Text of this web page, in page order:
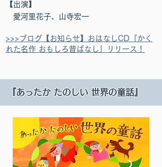
【出演】
愛河里花子、山寺宏一
>>>ブログ【お知らせ】おはなしCD『かく
れた名作 おもしろ昔ばなし』リリース！
『あったか たのしい 世界の童話』